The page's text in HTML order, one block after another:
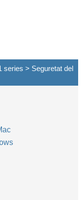
series > Seguretat del